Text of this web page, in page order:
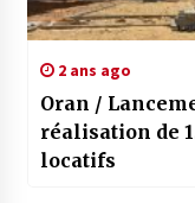
2 ans ago
Oran /
réalisation de
locatifs